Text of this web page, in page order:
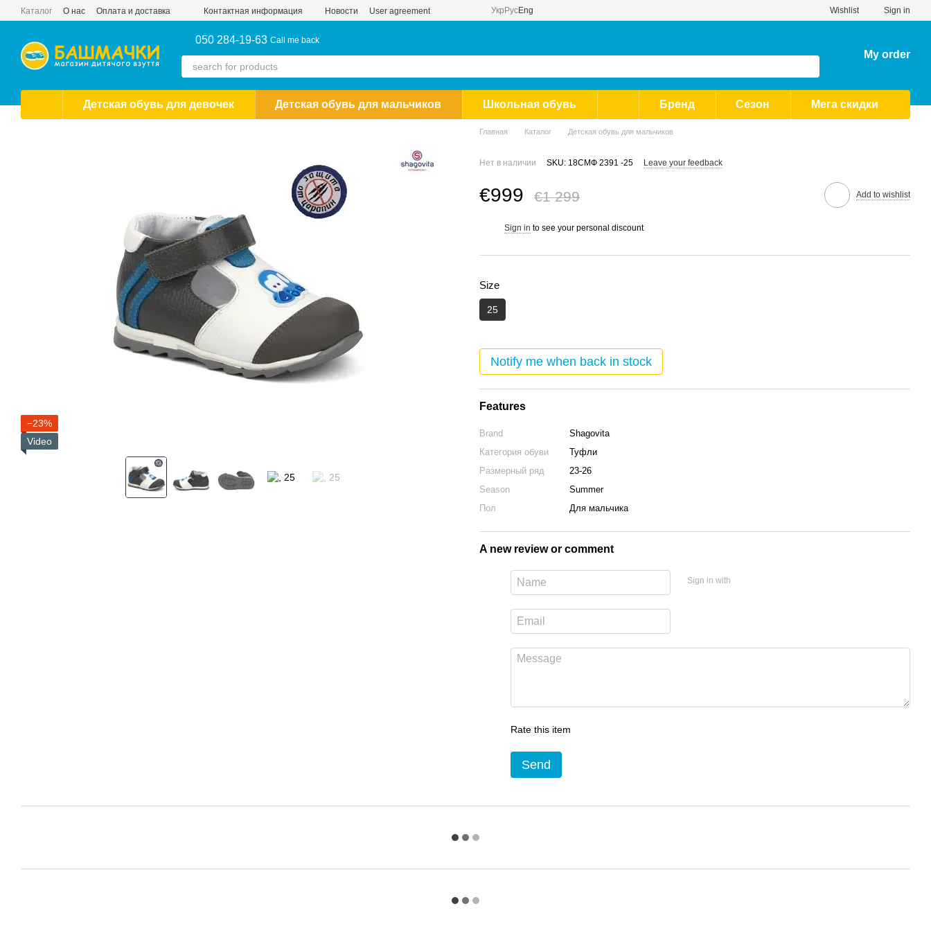
Skip to main content
Каталог О нас Оплата и доставка Контактная информация Новости User agreement Укр РусEng Wishlist Sign in
050 284-19-63 Call me back
My order
Детская обувь для девочек Детская обувь для мальчиков Школьная обувь Бренд Сезон Мега скидки
−23%
Video
Главная Каталог Детская обувь для мальчиков
Нет в наличии SKU: 18СМФ 2391 -25 Leave your feedback
€999 €1 299 Add to wishlist
Sign in to see your personal discount
Size
25
Notify me when back in stock
Features
Brand
Shagovita
Категория обуви
Туфли
Размерный ряд
23-26
Season
Summer
Пол
Для мальчика
A new review or comment
Sign in with
Rate this item
Send